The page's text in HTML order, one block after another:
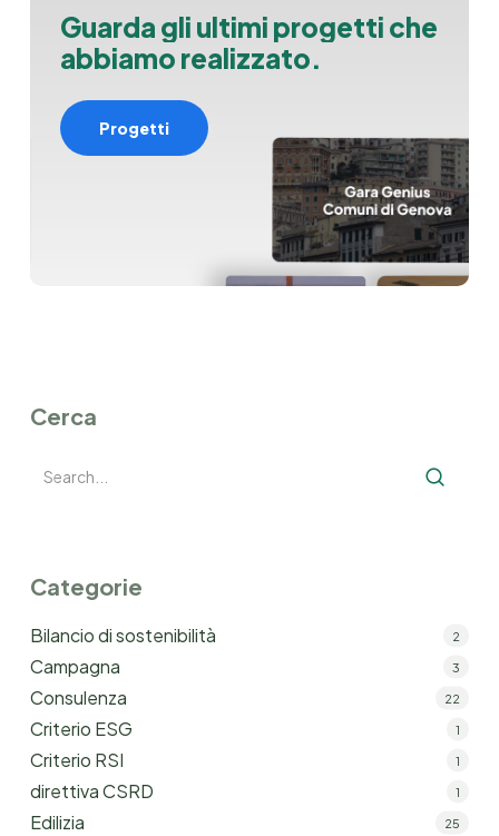
Guarda gli ultimi progetti che
abbiamo realizzato.
Progetti
Cerca
Categorie
Bilancio di sostenibilità 2
Campagna 3
Consulenza 22
Criterio ESG 1
Criterio RSI 1
direttiva CSRD 1
Edilizia 25